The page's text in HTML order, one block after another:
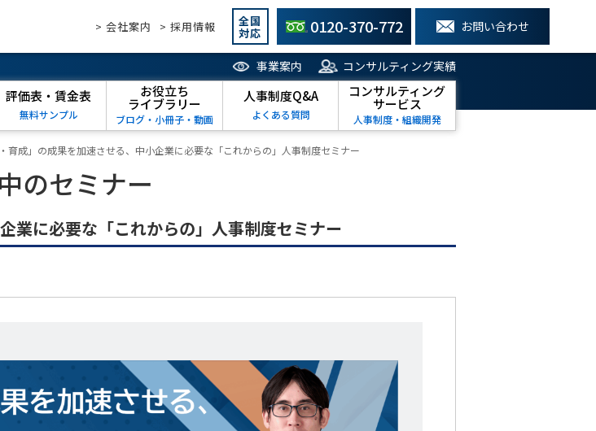
> 会社案内 > 採用情報 全国
対応 0120-370-772 お問い合わせ
事業案内 コンサルティング実績
評価表・賃金表
無料サンプル
お役立ち
ライブラリー
ブログ・小冊子・動画
人事制度Q&A
よくある質問
コンサルティング
サービス
人事制度・組織開発
・育成」の成果を加速させる、中小企業に必要な「これからの」人事制度セミナー
のセミナー
業に必要な「これからの」人事制度セミナー